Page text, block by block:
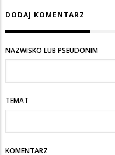
DODAJ KOMENTARZ
NAZWISKO LUB PSEUDONIM
TEMAT
KOMENTARZ